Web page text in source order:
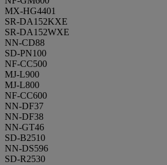
MX-HG4401
SR-DA152KXE
SR-DA152WXE
NN-CD88
SD-PN100
NF-CC500
MJ-L900
MJ-L800
NF-CC600
NN-DF37
NN-DF38
NN-GT46
SD-B2510
NN-DS596
SD-R2530